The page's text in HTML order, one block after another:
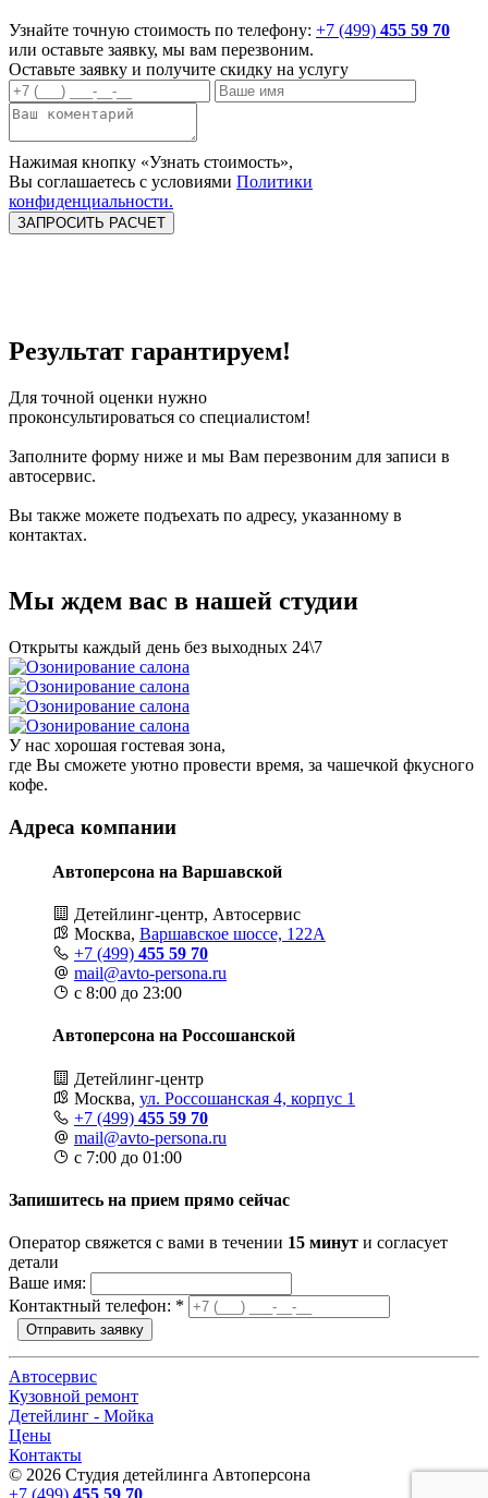
Узнайте точную стоимость по телефону: +7 (499) 455 59 70
или оставьте заявку, мы вам перезвоним.
Оставьте заявку и получите скидку на услугу
Нажимая кнопку «Узнать стоимость»,
Вы соглашаетесь c условиями Политики
конфиденциальности.
Результат гарантируем!
Для точной оценки нужно
проконсультироваться со специалистом!
Заполните форму ниже и мы Вам перезвоним для записи в
автосервис.
Вы также можете подъехать по адресу, указанному в
контактах.
Мы ждем вас в нашей студии
Открыты каждый день без выходных 24\7
У нас хорошая гостевая зона,
где Вы сможете уютно провести время, за чашечкой фкусного
кофе.
Адреса компании
Автоперсона на Варшавской
Детейлинг-центр, Автосервис
Москва, Варшавское шоссе, 122А
+7 (499) 455 59 70
mail@avto-persona.ru
с 8:00 до 23:00
Автоперсона на Россошанской
Детейлинг-центр
Москва, ул. Россошанская 4, корпус 1
+7 (499) 455 59 70
mail@avto-persona.ru
с 7:00 до 01:00
Запишитесь на прием прямо сейчас
Оператор свяжется с вами в течении 15 минут и согласует
детали
Ваше имя:
Контактный телефон: *
Отправить заявку
Автосервис
Кузовной ремонт
Детейлинг - Мойка
Цены
Контакты
© 2026 Студия детейлинга Автоперсона